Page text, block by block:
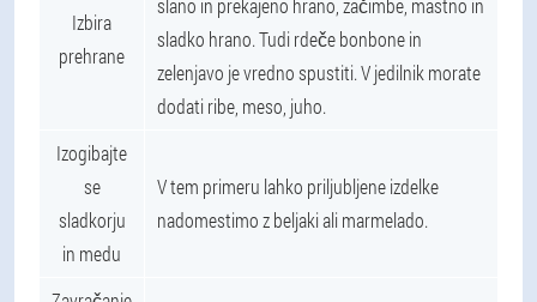
Izbira
prehrane
slano in prekajeno hrano, začimbe, mastno in
sladko hrano. Tudi rdeče bonbone in
zelenjavo je vredno spustiti. V jedilnik morate
dodati ribe, meso, juho.
Izogibajte
se
sladkorju
in medu
V tem primeru lahko priljubljene izdelke
nadomestimo z beljaki ali marmelado.